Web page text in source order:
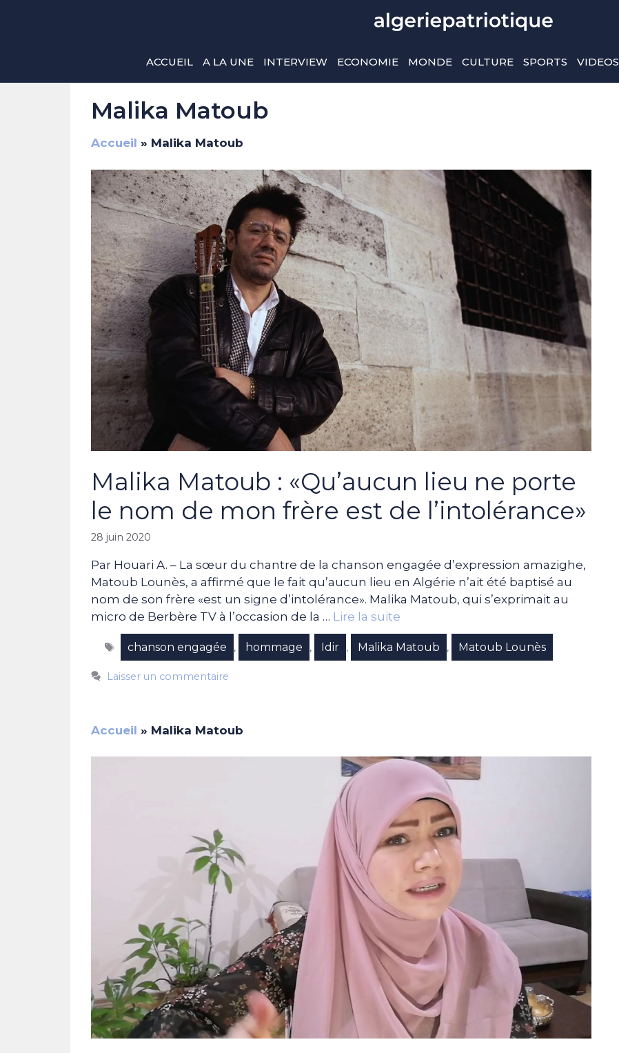
ACCUEIL A LA UNE INTERVIEW ECONOMIE MONDE CULTURE SPORTS VIDEOS
Malika Matoub
Accueil » Malika Matoub
Malika Matoub : «Qu’aucun lieu ne porte
le nom de mon frère est de l’intolérance»
28 juin 2020
Par Houari A. – La sœur du chantre de la chanson engagée d’expression amazighe,
Matoub Lounès, a affirmé que le fait qu’aucun lieu en Algérie n’ait été baptisé au
nom de son frère «est un signe d’intolérance». Malika Matoub, qui s’exprimait au
micro de Berbère TV à l’occasion de la … Lire la suite
Étiquettes
chanson engagée , hommage , Idir , Malika Matoub , Matoub Lounès
Laisser un commentaire
Accueil » Malika Matoub